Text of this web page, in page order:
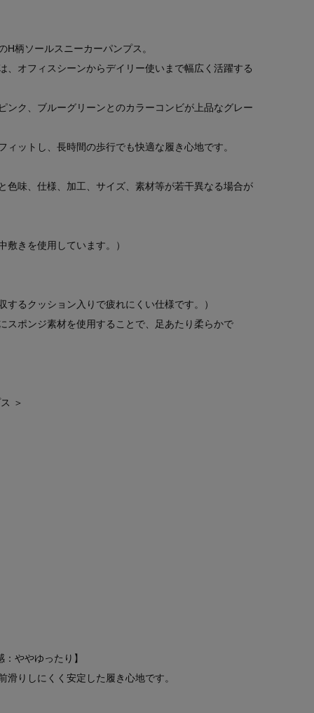
柄ソールスニーカーパンプス。
、オフィスシーンからデイリー使いまで幅広く活躍する
ンク、ブルーグリーンとのカラーコンビが上品なグレー
ットし、長時間の歩行でも快適な履き心地です。
味、仕様、加工、サイズ、素材等が若干異なる場合が
きを使用しています。）
るクッション入りで疲れにくい仕様です。）
スポンジ素材を使用することで、足あたり柔らかで
＞
ややゆったり】
りしにくく安定した履き心地です。